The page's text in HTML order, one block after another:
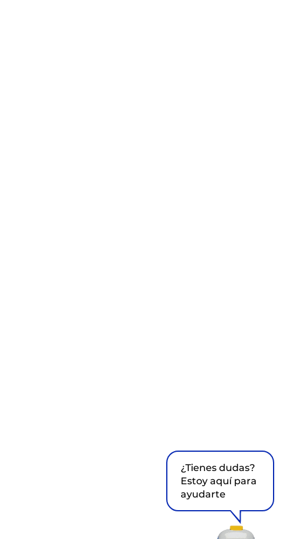
¿Tienes dudas?
Estoy aquí para
ayudarte